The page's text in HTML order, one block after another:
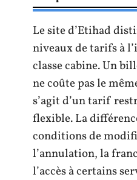
Le site d’Etihad
niveaux de tarifs à
classe cabine. Un
ne coûte pas le
s’agit d’un tarif
flexible. La
conditions de
l’annulation, la
l’accès à certains